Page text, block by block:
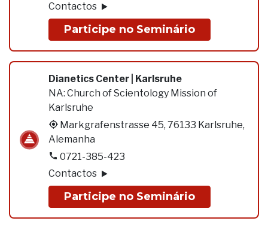
Contactos
Participe no Seminário
Dianetics Center | Karlsruhe
NA: Church of Scientology Mission of
Karlsruhe
Markgrafenstrasse 45, 76133 Karlsruhe,
Alemanha
0721-385-423
Contactos
Participe no Seminário